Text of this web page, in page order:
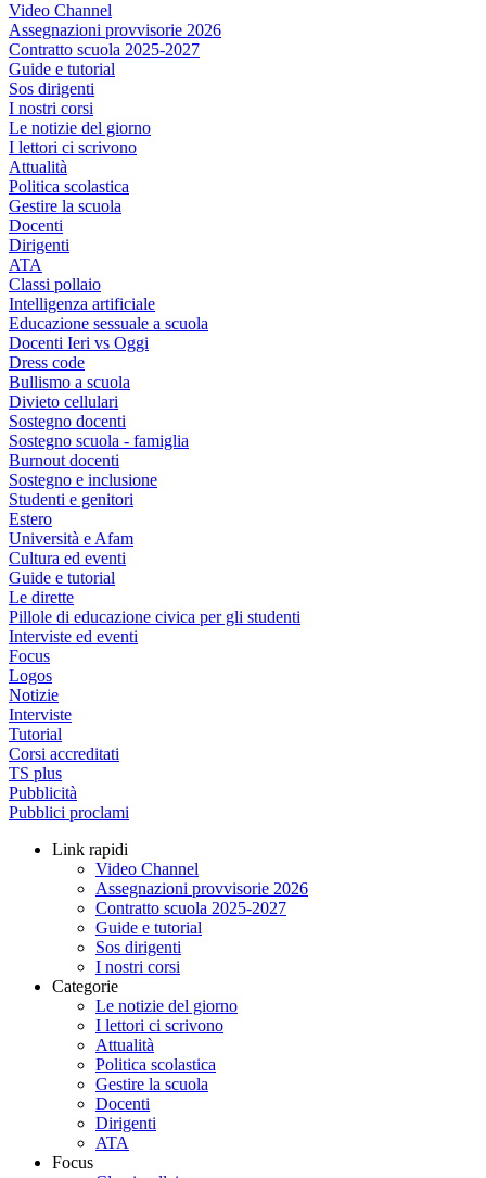
Video Channel
Assegnazioni provvisorie 2026
Contratto scuola 2025-2027
Guide e tutorial
Sos dirigenti
I nostri corsi
Le notizie del giorno
I lettori ci scrivono
Attualità
Politica scolastica
Gestire la scuola
Docenti
Dirigenti
ATA
Classi pollaio
Intelligenza artificiale
Educazione sessuale a scuola
Docenti Ieri vs Oggi
Dress code
Bullismo a scuola
Divieto cellulari
Sostegno docenti
Sostegno scuola - famiglia
Burnout docenti
Sostegno e inclusione
Studenti e genitori
Estero
Università e Afam
Cultura ed eventi
Guide e tutorial
Le dirette
Pillole di educazione civica per gli studenti
Interviste ed eventi
Focus
Logos
Notizie
Interviste
Tutorial
Corsi accreditati
TS plus
Pubblicità
Pubblici proclami
Link rapidi
Video Channel
Assegnazioni provvisorie 2026
Contratto scuola 2025-2027
Guide e tutorial
Sos dirigenti
I nostri corsi
Categorie
Le notizie del giorno
I lettori ci scrivono
Attualità
Politica scolastica
Gestire la scuola
Docenti
Dirigenti
ATA
Focus